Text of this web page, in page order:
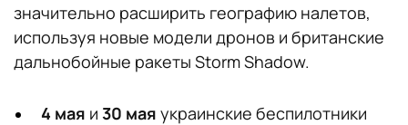
значительно расширить географию налетов,
используя новые модели дронов и британские
дальнобойные ракеты Storm Shadow.
4 мая и 30 мая украинские беспилотники